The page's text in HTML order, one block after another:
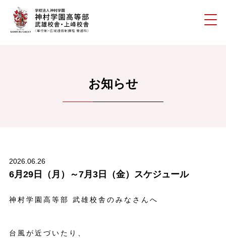
お知らせ
2026.06.26
6月29日（月）～7月3日（金）スケジュール
神村学園高等部 武雄校舎のみなさんへ
台風が近づいたり、